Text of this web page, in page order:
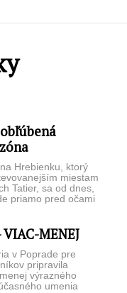
Hrebienku, ktorý
miestam
Tatier, sa od dnes,
priamo pred očami
MENEJ
v Poprade pre
pripravila
výrazného
umenia